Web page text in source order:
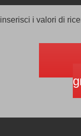
inserisci i valori di